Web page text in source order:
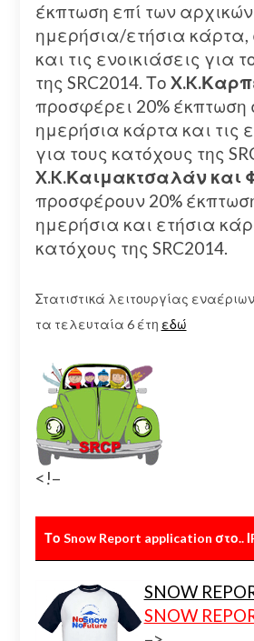
έκπτωση επί των
ημερήσια/ετήσια κάρτα,
και τις ενοικιάσεις για
της SRC2014. Το
προσφέρει 20% έκπτωση
ημερήσια κάρτα και τις
για τους κατόχους της
X.K.Καιμακτσαλάν και
προσφέρουν 20%
ημερήσια και ετήσια
κατόχους της SRC2014.
Στατιστικά λειτουργίας
τα τελευταία 6 έτη εδώ
<!–
Το Snow Report application στο..
SNOW
SNOW